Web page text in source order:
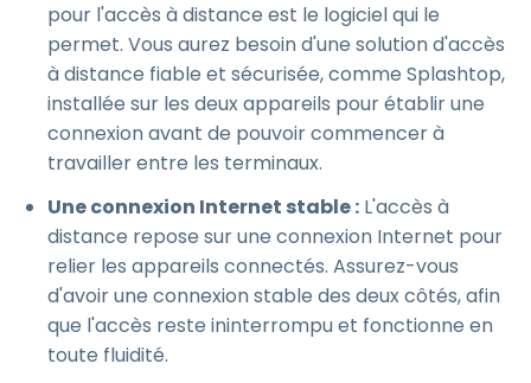
pour l'accès à distance est le logiciel qui le
permet. Vous aurez besoin d'une solution d'accès
à distance fiable et sécurisée, comme Splashtop,
installée sur les deux appareils pour établir une
connexion avant de pouvoir commencer à
travailler entre les terminaux.
Une connexion Internet stable : L'accès à
distance repose sur une connexion Internet pour
relier les appareils connectés. Assurez-vous
d'avoir une connexion stable des deux côtés, afin
que l'accès reste ininterrompu et fonctionne en
toute fluidité.